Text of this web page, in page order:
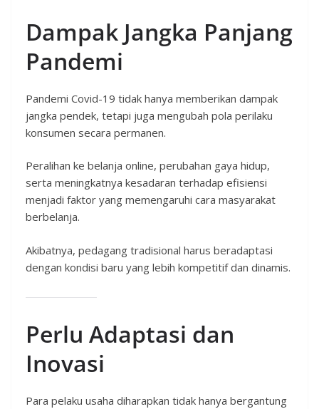
Dampak Jangka Panjang
Pandemi
Pandemi Covid-19 tidak hanya memberikan dampak
jangka pendek, tetapi juga mengubah pola perilaku
konsumen secara permanen.
Peralihan ke belanja online, perubahan gaya hidup,
serta meningkatnya kesadaran terhadap efisiensi
menjadi faktor yang memengaruhi cara masyarakat
berbelanja.
Akibatnya, pedagang tradisional harus beradaptasi
dengan kondisi baru yang lebih kompetitif dan dinamis.
Perlu Adaptasi dan
Inovasi
Para pelaku usaha diharapkan tidak hanya bergantung